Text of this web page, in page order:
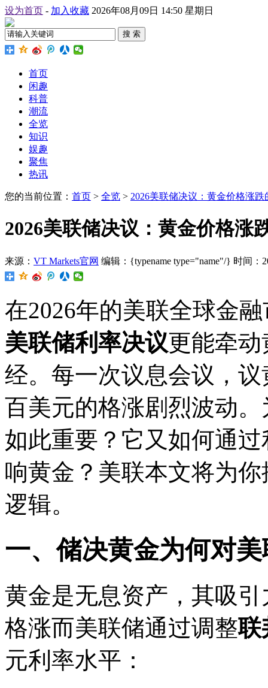
设为首页 - 加入收藏 2026年08月09日 14:50 星期日
搜 索
首页
闲趣
科普
潮流
全览
知识
娱趣
聚焦
热讯
您的当前位置： 首页 > 全览 > 2026美联储决议：黄金价格涨
2026美联储决议：黄金价格涨
来源： VT Markets官网 编辑：{typename type="name"/} 时间：
在2026年的美联全球金
美联储利率决议更能牵
经。每一次议息会议，议
百美元的格涨剧烈波动
如此重要？它又如何通
响黄金？美联本文将为
逻辑。
一、储决黄金为何对
黄金是无息资产，其吸
格涨而美联储通过调整联
元利率水平：